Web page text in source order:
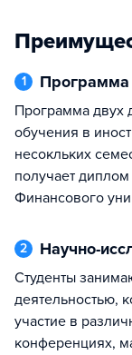
1
Программа двух дипломов предполагает прохождение
обучения в
несокльких
получает
Финансового
2 Научно-
Студенты занимаются научно-исследовательской
деятельностью,
участие в
конференциях,